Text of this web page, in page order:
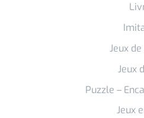
Jeux
Jeux
Puzzle –
Jeux